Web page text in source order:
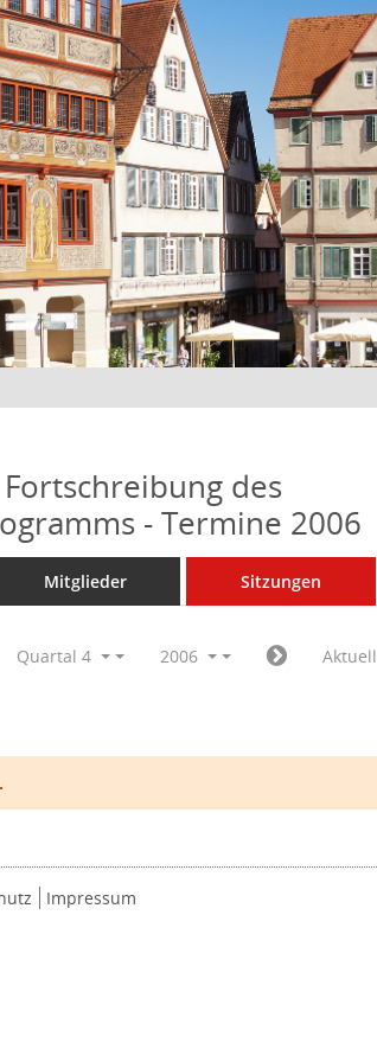
des
- Termine 2006
Mitglieder Sitzungen
Quartal 4 2006 Aktuell
Impressum